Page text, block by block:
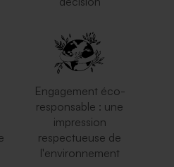
Engagement éco-
responsable : une
impression
respectueuse de
l'environnement